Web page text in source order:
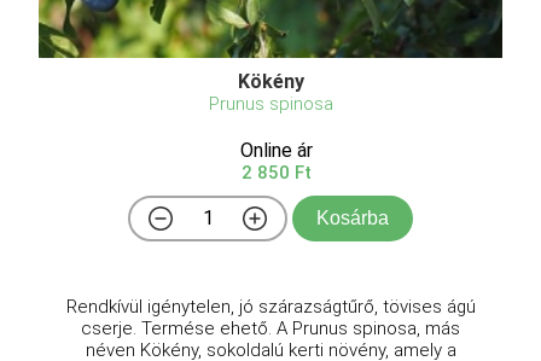
Kökény
Prunus spinosa
Online ár
2 850 Ft
Kosárba
Rendkívül igénytelen, jó szárazságtűrő, tövises ágú
cserje. Termése ehető. A Prunus spinosa, más
néven Kökény, sokoldalú kerti növény, amely a